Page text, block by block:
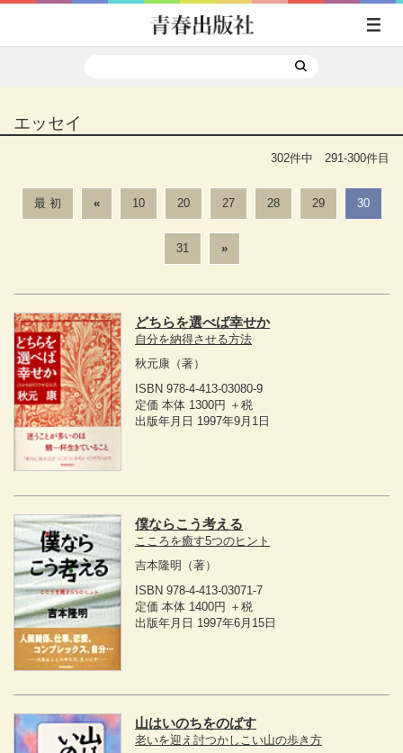
エッセイ
302件中 291-300件目
最 初 « 10 20 27 28 29 30
31 »
どちらを選べば幸せか
自分を納得させる方法
秋元康 （著）
ISBN 978-4-413-03080-9
定価 本体 1300円 ＋税
出版年月日 1997年9月1日
僕ならこう考える
こころを癒す5つのヒント
吉本隆明
（著）
ISBN 978-4-413-03071-7
定価 本体 1400円 ＋税
出版年月日 1997年6月15日
山はいのちをのばす
老いを迎え討つかしこい山の歩き方